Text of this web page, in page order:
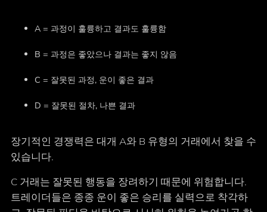
A = 과정이 훌륭하고 결과도 훌륭함
B = 과정은 좋았으나 결과는 좋지 않음
C = 잘못된 과정, 운이 좋은 결과
D = 잘못된 절차, 나쁜 결과
장기적인 경쟁력은 대개 A와 B 유형의 거래에서 찾을 수
있습니다.
C 거래는 잘못된 행동을 장려하기 때문에 위험합니다.
트레이더들은 종종 운이 좋은 승리를 실력으로 착각하